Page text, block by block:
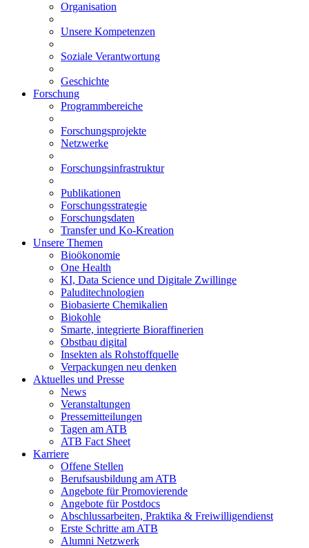
Organisation
Unsere Kompetenzen
Soziale Verantwortung
Geschichte
Forschung
Programmbereiche
Forschungsprojekte
Netzwerke
Forschungsinfrastruktur
Publikationen
Forschungsstrategie
Forschungsdaten
Transfer und Ko-Kreation
Unsere Themen
Bioökonomie
One Health
KI, Data Science und Digitale Zwillinge
Paluditechnologien
Biobasierte Chemikalien
Biokohle
Smarte, integrierte Bioraffinerien
Obstbau digital
Insekten als Rohstoffquelle
Verpackungen neu denken
Aktuelles und Presse
News
Veranstaltungen
Pressemitteilungen
Tagen am ATB
ATB Fact Sheet
Karriere
Offene Stellen
Berufsausbildung am ATB
Angebote für Promovierende
Angebote für Postdocs
Abschlussarbeiten, Praktika & Freiwilligendienst
Erste Schritte am ATB
Alumni Netzwerk